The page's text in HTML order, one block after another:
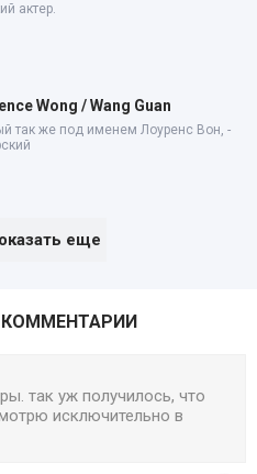
актер.
Wong / Wang Guan
так же под именем Лоуренс Вон, -
еще
так уж получилось, что
исключительно в